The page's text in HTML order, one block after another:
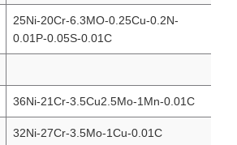
25Ni-20Cr-6.3MO-0.25Cu-0.2N-
0.01P-0.05S-0.01C
36Ni-21Cr-3.5Cu2.5Mo-1Mn-0.01C
32Ni-27Cr-3.5Mo-1Cu-0.01C